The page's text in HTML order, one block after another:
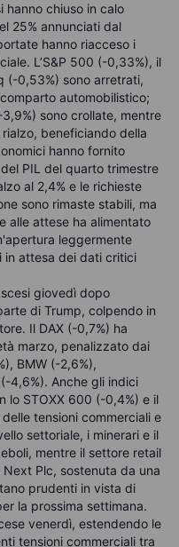
hanno chiuso in calo
25% annunciati dal
hanno riacceso i
L’S&P 500 (-0,33%), il
(-0,53%) sono arretrati,
automobilistico;
sono crollate, mentre
beneficiando della
hanno fornito
PIL del quarto trimestre
al 2,4% e le richieste
sono rimaste stabili, ma
alle attese ha alimentato
leggermente
in attesa dei dati critici
giovedì dopo
di Trump, colpendo in
Il DAX (-0,7%) ha
marzo, penalizzato dai
BMW (-2,6%),
4,6%). Anche gli indici
lo STOXX 600 (-0,4%) e il
tensioni commerciali e
settoriale, i minerari e il
mentre il settore retail
Plc, sostenuta da una
prudenti in vista di
la prossima settimana.
venerdì, estendendo le
tensioni commerciali tra